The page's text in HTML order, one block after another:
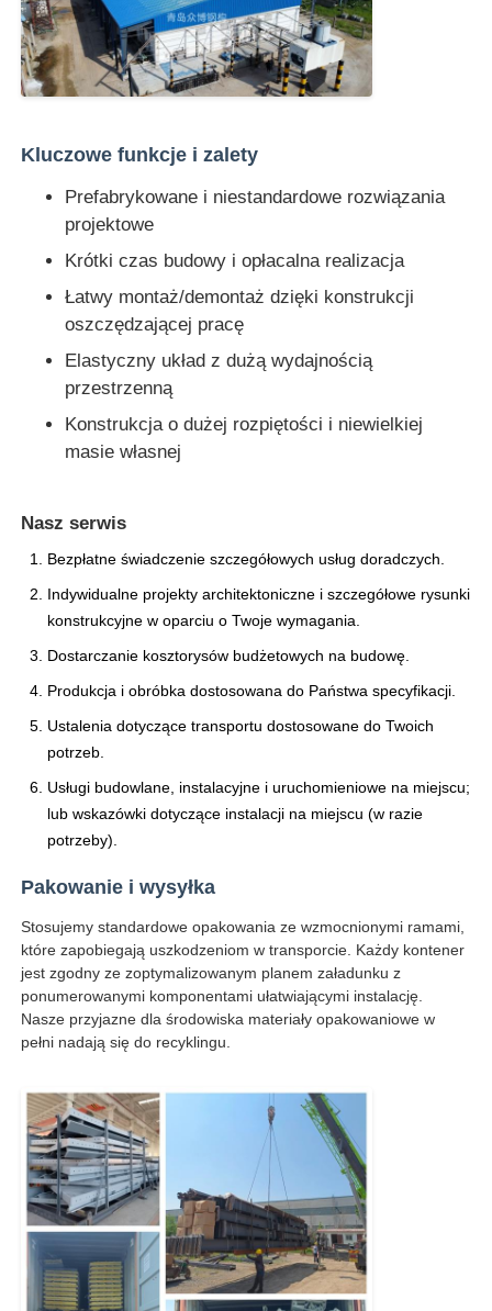
Kluczowe funkcje i zalety
Prefabrykowane i niestandardowe rozwiązania
projektowe
Krótki czas budowy i opłacalna realizacja
Łatwy montaż/demontaż dzięki konstrukcji
oszczędzającej pracę
Elastyczny układ z dużą wydajnością
przestrzenną
Konstrukcja o dużej rozpiętości i niewielkiej
masie własnej
Nasz serwis
Bezpłatne świadczenie szczegółowych usług doradczych.
Indywidualne projekty architektoniczne i szczegółowe rysunki
konstrukcyjne w oparciu o Twoje wymagania.
Dostarczanie kosztorysów budżetowych na budowę.
Produkcja i obróbka dostosowana do Państwa specyfikacji.
Ustalenia dotyczące transportu dostosowane do Twoich
potrzeb.
Usługi budowlane, instalacyjne i uruchomieniowe na miejscu;
lub wskazówki dotyczące instalacji na miejscu (w razie
potrzeby).
Pakowanie i wysyłka
Stosujemy standardowe opakowania ze wzmocnionymi ramami,
które zapobiegają uszkodzeniom w transporcie. Każdy kontener
jest zgodny ze zoptymalizowanym planem załadunku z
ponumerowanymi komponentami ułatwiającymi instalację.
Nasze przyjazne dla środowiska materiały opakowaniowe w
pełni nadają się do recyklingu.